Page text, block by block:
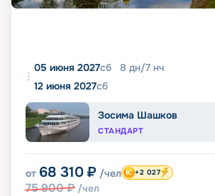
05 июня 2027сб 8 дн/7 нч
12 июня 2027сб
Зосима Шашков
СТАНДАРТ
от 68 310 ₽ /чел
75 900₽ /чел
+2 027